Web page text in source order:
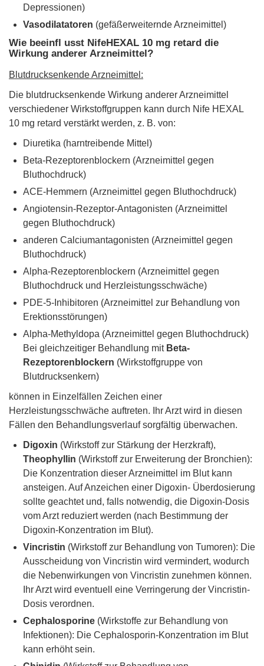
Depressionen)
Vasodilatatoren (gefäßerweiternde Arzneimittel)
Wie beeinfl usst NifeHEXAL 10 mg retard die
Wirkung anderer Arzneimittel?
Blutdrucksenkende Arzneimittel:
Die blutdrucksenkende Wirkung anderer Arzneimittel
verschiedener Wirkstoffgruppen kann durch Nife HEXAL
10 mg retard verstärkt werden, z. B. von:
Diuretika (harntreibende Mittel)
Beta-Rezeptorenblockern (Arzneimittel gegen
Bluthochdruck)
ACE-Hemmern (Arzneimittel gegen Bluthochdruck)
Angiotensin-Rezeptor-Antagonisten (Arzneimittel
gegen Bluthochdruck)
anderen Calciumantagonisten (Arzneimittel gegen
Bluthochdruck)
Alpha-Rezeptorenblockern (Arzneimittel gegen
Bluthochdruck und Herzleistungsschwäche)
PDE-5-Inhibitoren (Arzneimittel zur Behandlung von
Erektionsstörungen)
Alpha-Methyldopa (Arzneimittel gegen Bluthochdruck)
Bei gleichzeitiger Behandlung mit Beta-
Rezeptorenblockern (Wirkstoffgruppe von
Blutdrucksenkern)
können in Einzelfällen Zeichen einer
Herzleistungsschwäche auftreten. Ihr Arzt wird in diesen
Fällen den Behandlungsverlauf sorgfältig überwachen.
Digoxin (Wirkstoff zur Stärkung der Herzkraft),
Theophyllin (Wirkstoff zur Erweiterung der Bronchien):
Die Konzentration dieser Arzneimittel im Blut kann
ansteigen. Auf Anzeichen einer Digoxin- Überdosierung
sollte geachtet und, falls notwendig, die Digoxin-Dosis
vom Arzt reduziert werden (nach Bestimmung der
Digoxin-Konzentration im Blut).
Vincristin (Wirkstoff zur Behandlung von Tumoren): Die
Ausscheidung von Vincristin wird vermindert, wodurch
die Nebenwirkungen von Vincristin zunehmen können.
Ihr Arzt wird eventuell eine Verringerung der Vincristin-
Dosis verordnen.
Cephalosporine (Wirkstoffe zur Behandlung von
Infektionen): Die Cephalosporin-Konzentration im Blut
kann erhöht sein.